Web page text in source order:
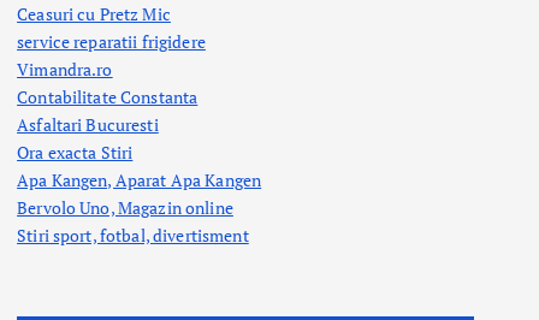
Ceasuri cu Pretz Mic
service reparatii frigidere
Vimandra.ro
Contabilitate Constanta
Asfaltari Bucuresti
Ora exacta Stiri
Apa Kangen, Aparat Apa Kangen
Bervolo Uno, Magazin online
Stiri sport, fotbal,divertisment